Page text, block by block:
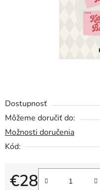
Dostupnosť
Môžeme doručiť do:
Možnosti doručenia
Kód:
€28